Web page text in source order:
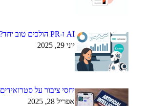
AI ו-PR הולכים טוב יחד?
יוני 29, 2025
יחסי ציבור על סטרואידים
אפריל 28, 2025